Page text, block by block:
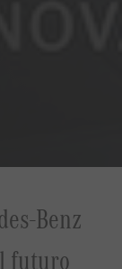
futuro